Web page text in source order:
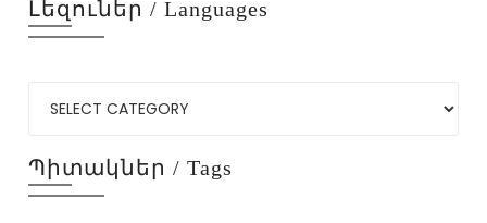
Լեզուներ / Languages
Պիտակներ / Tags